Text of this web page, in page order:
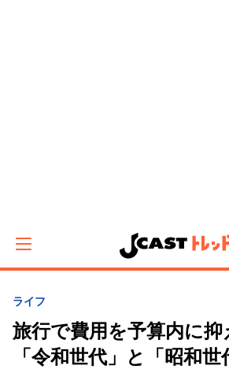
ライフ
旅行で費用を予算内に
「令和世代」と「昭和